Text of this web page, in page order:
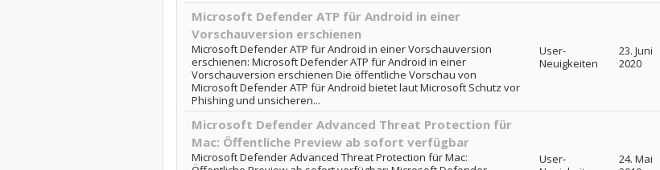
Microsoft Defender ATP für Android in einer
Vorschauversion erschienen
Microsoft Defender ATP für Android in einer Vorschauversion
erschienen: Microsoft Defender ATP für Android in einer
Vorschauversion erschienen Die öffentliche Vorschau von
Microsoft Defender ATP für Android bietet laut Microsoft Schutz vor
Phishing und unsicheren...
User-
Neuigkeiten
23. Juni
2020
Microsoft Defender Advanced Threat Protection für
Mac: Öffentliche Preview ab sofort verfügbar
Microsoft Defender Advanced Threat Protection für Mac:
User-
24. Mai